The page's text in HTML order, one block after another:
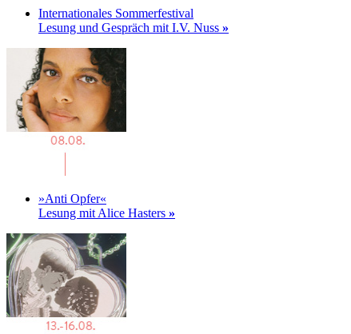
Internationales Sommerfestival
Lesung und Gespräch mit I.V. Nuss »
»Anti Opfer«
Lesung mit Alice Hasters »